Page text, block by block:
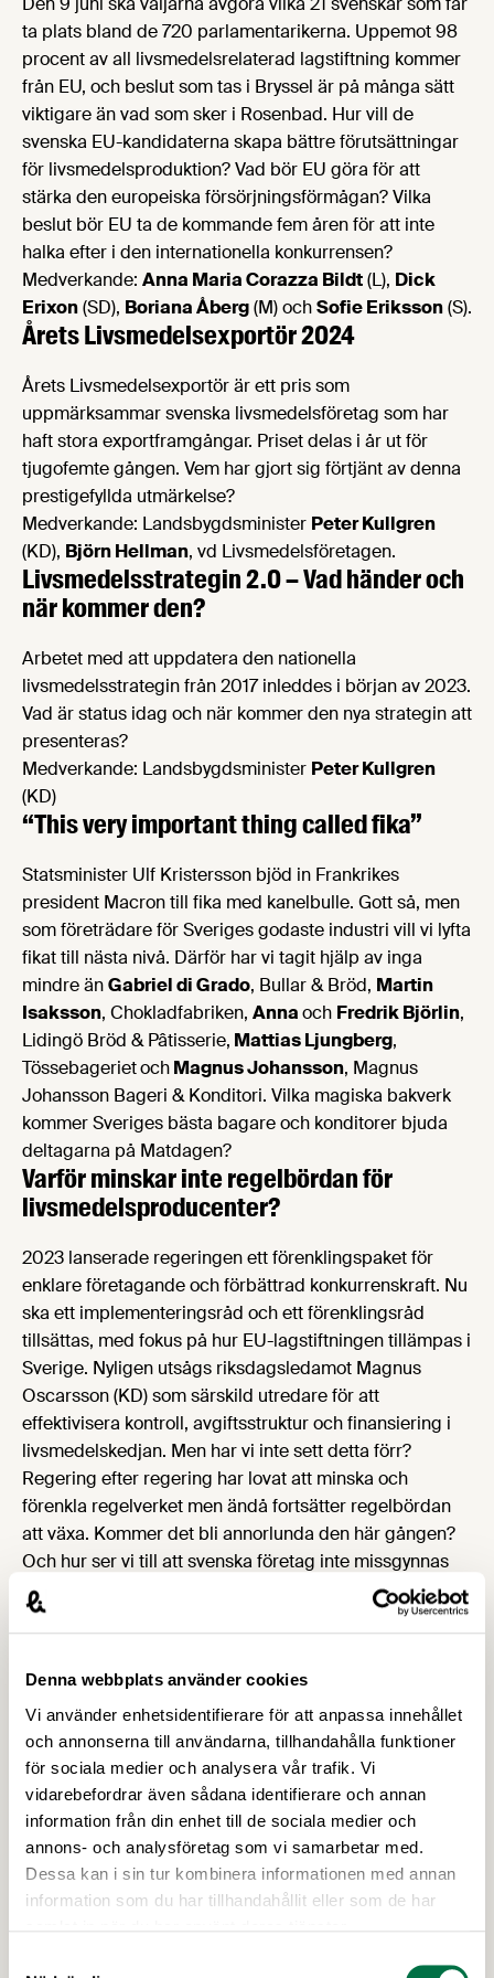
Denna webbplats använder cookies
Vi använder enhetsidentifierare för att anpassa innehållet
och annonserna till användarna, tillhandahålla funktioner
för sociala medier och analysera vår trafik. Vi
vidarebefordrar även sådana identifierare och annan
information från din enhet till de sociala medier och
annons- och analysföretag som vi samarbetar med.
Dessa kan i sin tur kombinera informationen med annan
information som du har tillhandahållit eller som de har
ta plats bland de 720 parlamentarikerna. Uppemot 98
procent av all livsmedelsrelaterad lagstiftning kommer
från EU, och beslut som tas i Bryssel är på många sätt
viktigare än vad som sker i Rosenbad. Hur vill de
svenska EU-kandidaterna skapa bättre förutsättningar
för livsmedelsproduktion? Vad bör EU göra för att
stärka den europeiska försörjningsförmågan? Vilka
beslut bör EU ta de kommande fem åren för att inte
halka efter i den internationella konkurrensen?
Medverkande: Anna Maria Corazza Bildt(L), Dick
Erixon(SD), Boriana Åberg(M) ochSofie Eriksson(S).
Årets Livsmedelsexportör 2024
Årets Livsmedelsexportör är ett pris som
uppmärksammar svenska livsmedelsföretag som har
haft stora exportframgångar. Priset delas i år ut för
tjugofemte gången. Vem har gjort sig förtjänt av denna
prestigefyllda utmärkelse?
Medverkande: Landsbygdsminister Peter Kullgren
(KD), Björn Hellman, vd Livsmedelsföretagen.
Livsmedelsstrategin 2.0 – Vad händer och
när kommer den?
Arbetet med att uppdatera den nationella
livsmedelsstrategin från 2017 inleddes i början av 2023.
Vad är status idag och när kommer den nya strategin att
presenteras?
Medverkande: Landsbygdsminister Peter Kullgren
(KD)
“This very important thing called fika”
Statsminister Ulf Kristersson bjöd in Frankrikes
president Macron till fika med kanelbulle. Gott så, men
som företrädare för Sveriges godaste industri vill vi lyfta
fikat till nästa nivå. Därför har vi tagit hjälp av inga
mindre änGabriel di Grado, Bullar & Bröd, Martin
Isaksson, Chokladfabriken, Annaoch Fredrik Björlin,
Lidingö Bröd & Pâtisserie, Mattias Ljungberg,
TössebagerietochMagnus Johansson, Magnus
Johansson Bageri & Konditori. Vilka magiska bakverk
kommer Sveriges bästa bagare och konditorer bjuda
deltagarna på Matdagen?
Varför minskar inte regelbördan för
livsmedels­producenter?
2023 lanserade regeringen ett förenklingspaket för
enklare företagande och förbättrad konkurrenskraft. Nu
ska ett implementeringsråd och ett förenklingsråd
tillsättas, med fokus på hur EU-lagstiftningen tillämpas i
Sverige. Nyligen utsågs riksdagsledamot Magnus
Oscarsson (KD) som särskild utredare för att
effektivisera kontroll, avgiftsstruktur och finansiering i
livsmedelskedjan. Men har vi inte sett detta förr?
Regering efter regering har lovat att minska och
förenkla regelverket men ändå fortsätter regelbördan
att växa. Kommer det bli annorlunda den här gången?
Och hur ser vi till att svenska företag inte missgynnas
när EU-regler tolkas och tillämpas i Sverige?
Medverkande:
, statssekreterare hos
Oscarsson, särskild utredare och riksdagsledamot
Phil,Magnus Därth, vd Kött- och Charkuteriföretagen i
Sverige ochThomas Sjölander, vd och grundare av
Wellnox
Eurofanten i rummet (eller: vi måste prata
om euron)
De senaste 10 åren har kronan tappat knappt 30
Samtidigt har den svaga kronan underlättat för många